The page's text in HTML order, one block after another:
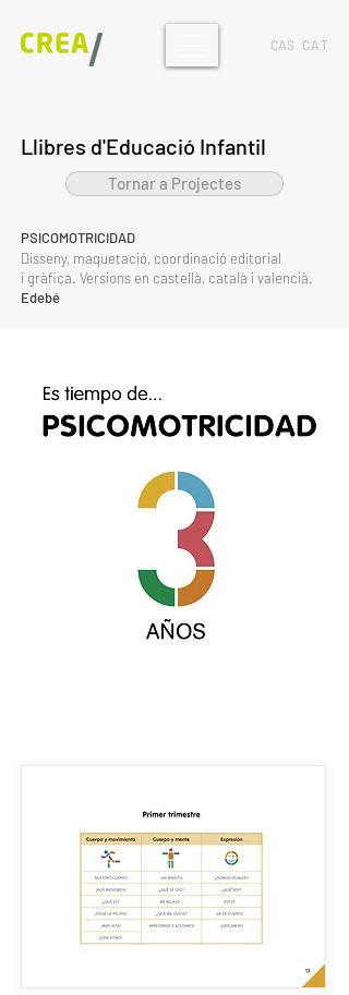
CAS CAT
Llibres d'Educació Infantil
Tornar a Projectes
PSICOMOTRICIDAD
Disseny, maquetació, coordinació editorial
i gràfica. Versions en castellà, català i valencià.
Edebé